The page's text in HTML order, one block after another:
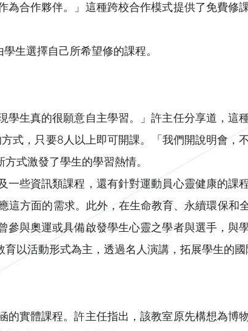
合作夥伴。」這種跨校合作模式提供了免費修
生選擇自己所希望修的課程。
生真的很願意自主學習。」許主任分享道，這
，只要8人以上即可開課。「我們開說明會，
式激發了學生的學習熱情。
些資訊類課程，還有針對運動員心靈健康的課
方面的需求。此外，在生命教育、永續環保和
與奧運或具備啟發學生心靈之學者與選手，與
以活動形式為主，透過名人演講，拓展學生的國
實體課程。許主任指出，該教室原先構想為博